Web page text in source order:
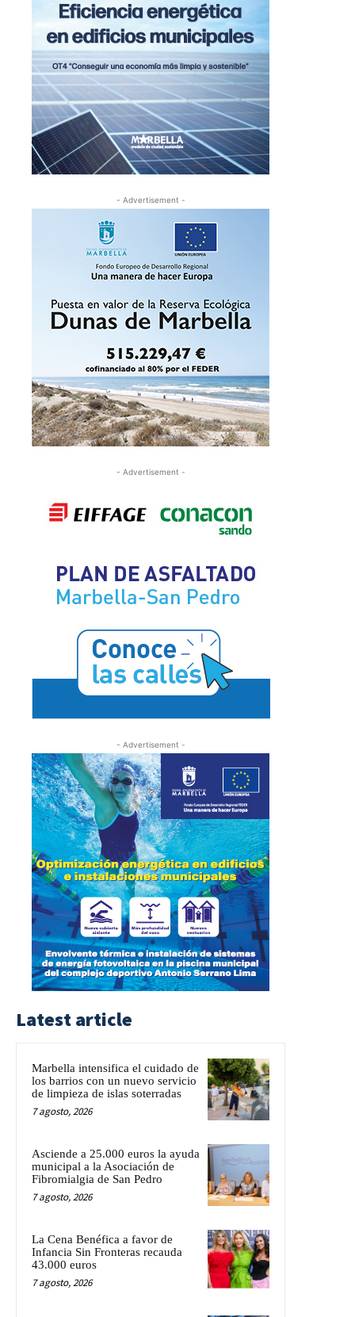
- Advertisement -
- Advertisement -
- Advertisement -
Latest article
Marbella intensifica el cuidado de
los barrios con un nuevo servicio
de limpieza de islas soterradas
7 agosto, 2026
Asciende a 25.000 euros la ayuda
municipal a la Asociación de
Fibromialgia de San Pedro
7 agosto, 2026
La Cena Benéfica a favor de
Infancia Sin Fronteras recauda
43.000 euros
7 agosto, 2026